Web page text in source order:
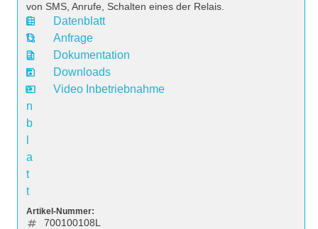
von SMS, Anrufe, Schalten eines der Relais.
D
a
t
e
n
b
a
t
t
Datenblatt
Anfrage
Dokumentation
Downloads
Video Inbetriebnahme
Artikel-Nummer:
700100108L